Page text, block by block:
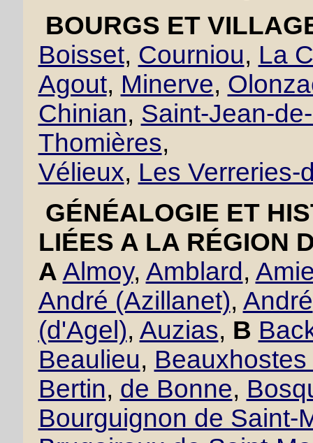
BOURGS ET
Boisset, Courniou, La
Agout, Minerve,
Chinian, Saint-Jean-
Thomières,
Vélieux, Les Verreries-
GÉNÉALOGIE ET
LIÉES A LA RÉGION
A Almoy, Amblard ,
André (Azillanet), André
(d'Agel), Auzias, B
Beaulieu,
Bertin, de Bonne,
Bourguignon de Saint-